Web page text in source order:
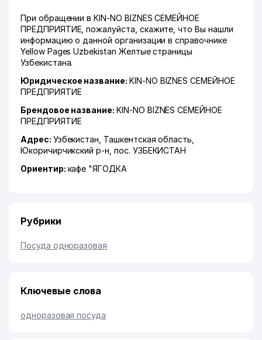
При обращении в KIN-NO BIZNES СЕМЕЙНОЕ
ПРЕДПРИЯТИЕ, пожалуйста, скажите, что Вы нашли
информацию о данной организации в справочнике
Yellow Pages Uzbekistan Желтые страницы
Узбекистана.
Юридическое название: KIN-NO BIZNES СЕМЕЙНОЕ
ПРЕДПРИЯТИЕ
Брендовое название: KIN-NO BIZNES СЕМЕЙНОЕ
ПРЕДПРИЯТИЕ
Адрес: Узбекистан, Ташкентская область
Юкоричирчикский р-н пос. УЗБЕКИСТАН
Ориентир: кафе "ЯГОДКА
Рубрики
Посуда одноразовая
Ключевые слова
одноразовая посуда